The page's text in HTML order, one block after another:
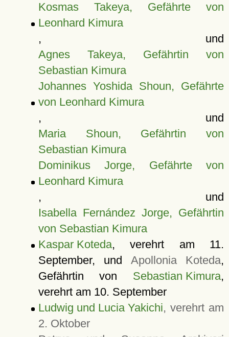
Kosmas Takeya, Gefährte von
Leonhard Kimura
, und
Agnes Takeya, Gefährtin von
Sebastian Kimura
Johannes Yoshida Shoun, Gefährte
von Leonhard Kimura
, und
Maria Shoun, Gefährtin von
Sebastian Kimura
Dominikus Jorge, Gefährte von
Leonhard Kimura
, und
Isabella Fernández Jorge, Gefährtin
von Sebastian Kimura
Kaspar Koteda, verehrt am 11.
September, und Apollonia Koteda,
Gefährtin von Sebastian Kimura,
verehrt am 10. September
Ludwig und Lucia Yakichi, verehrt am
2. Oktober